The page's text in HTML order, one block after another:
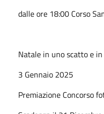
dalle ore 18:00 Corso
Natale in uno scatto e
3 Gennaio 2025
Premiazione Concorso